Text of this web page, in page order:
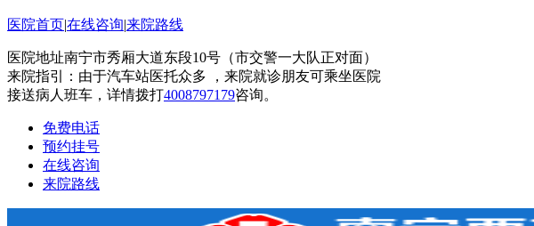
医院首页|在线咨询|来院路线
医院地址南宁市秀厢大道东段10号（市交警一大队正对面）
来院指引：由于汽车站医托众多 ，来院就诊朋友可乘坐医院
接送病人班车，详情拨打4008797179咨询。
免费电话
预约挂号
在线咨询
来院路线